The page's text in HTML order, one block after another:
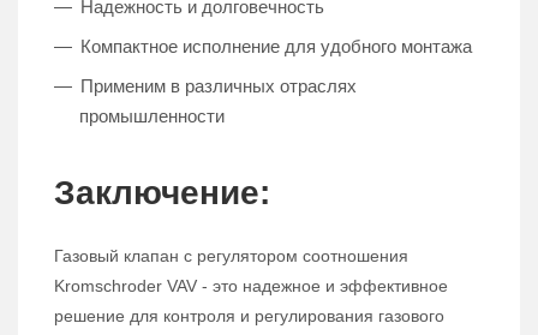
Надежность и долговечность
Компактное исполнение для удобного монтажа
Применим в различных отраслях
промышленности
Заключение:
Газовый клапан с регулятором соотношения
Kromschroder VAV - это надежное и эффективное
решение для контроля и регулирования газового